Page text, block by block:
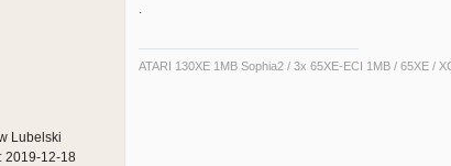
Lubelski
2019-12-18
.
ATARI 130XE 1MB Sophia2 / 3x 65XE-ECI 1MB / 65XE /